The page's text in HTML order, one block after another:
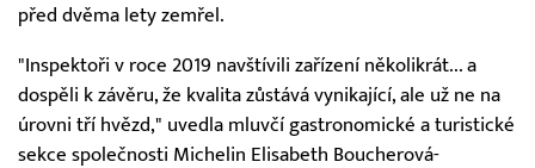
před dvěma lety zemřel.
"Inspektoři v roce 2019 navštívili zařízení několikrát... a
dospěli k závěru, že kvalita zůstává vynikající, ale už ne na
úrovni tří hvězd," uvedla mluvčí gastronomické a turistické
sekce společnosti Michelin Elisabeth Boucherová-